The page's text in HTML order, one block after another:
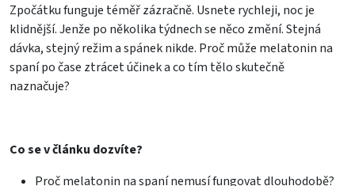
Zpočátku funguje téměř zázračně. Usnete rychleji, noc je
klidnější. Jenže po několika týdnech se něco změní. Stejná
dávka, stejný režim a spánek nikde. Proč může melatonin na
spaní po čase ztrácet účinek a co tím tělo skutečně
naznačuje?
Co se v článku dozvíte?
Proč melatonin na spaní nemusí fungovat dlouhodobě?